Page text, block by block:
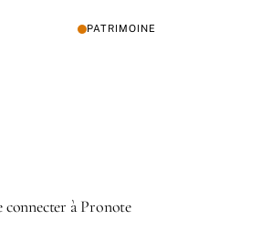
PATRIMOINE
connecter à Pronote